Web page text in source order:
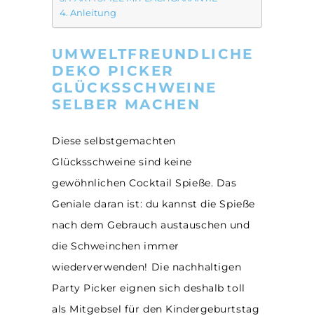
Anleitung
UMWELTFREUNDLICHE
DEKO PICKER
GLÜCKSSCHWEINE
SELBER MACHEN
Diese selbstgemachten
Glücksschweine sind keine
gewöhnlichen Cocktail Spieße. Das
Geniale daran ist: du kannst die Spieße
nach dem Gebrauch austauschen und
die Schweinchen immer
wiederverwenden! Die nachhaltigen
Party Picker eignen sich deshalb toll
als Mitgebsel für den Kindergeburtstag